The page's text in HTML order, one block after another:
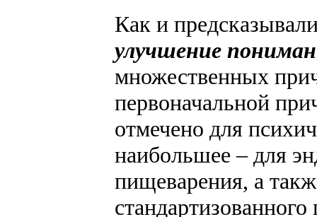
Как и
улучшение
множественных
первоначальной
отмечено для
наибольшее – для
пищеварения, а